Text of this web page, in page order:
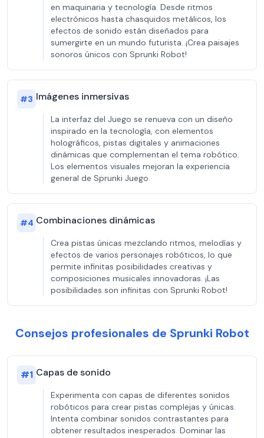
en maquinaria y tecnología. Desde ritmos
electrónicos hasta chasquidos metálicos, los
efectos de sonido están diseñados para
sumergirte en un mundo futurista. ¡Crea paisajes
sonoros únicos con Sprunki Robot!
#3 Imágenes inmersivas
La interfaz del Juego se renueva con un diseño
inspirado en la tecnología, con elementos
holográficos, pistas digitales y animaciones
dinámicas que complementan el tema robótico.
Los elementos visuales mejoran la experiencia
general de Sprunki Juego.
#4 Combinaciones dinámicas
Crea pistas únicas mezclando ritmos, melodías y
efectos de varios personajes robóticos, lo que
permite infinitas posibilidades creativas y
composiciones musicales innovadoras. ¡Las
posibilidades son infinitas con Sprunki Robot!
Consejos profesionales de Sprunki Robot
#1 Capas de sonido
Experimenta con capas de diferentes sonidos
robóticos para crear pistas complejas y únicas.
Intenta combinar sonidos contrastantes para
obtener resultados inesperados. Dominar las